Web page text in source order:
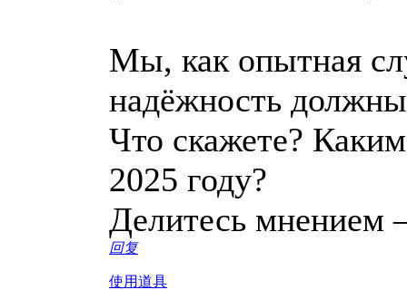
Мы, как опытная
надёжность
Что скажете?
2025 году?
Делитесь мнением
回复
使用道具